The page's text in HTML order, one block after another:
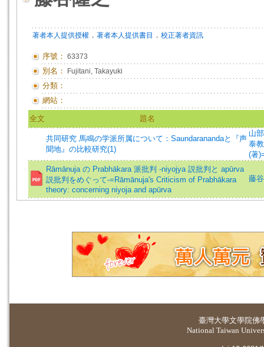
著者本人提供授權 ． 著者本人提供書目 ． 校正著者資訊
序號： 63373
別名： Fujitani, Takayuki
分類：
網站：
全文 題名
共同研究 馬鳴の学派所属について：Saundaranandaと『声
聞地』の比較研究(1)
山
泰
(著
Rāmānuja の Prabhākara 派批判 -niyojya 説批判と apūrva
説批判をめぐって-=Rāmānuja's Criticism of Prabhākara
theory: concerning niyoja and apūrva
藤
臺灣大學文學院佛
National Taiwan